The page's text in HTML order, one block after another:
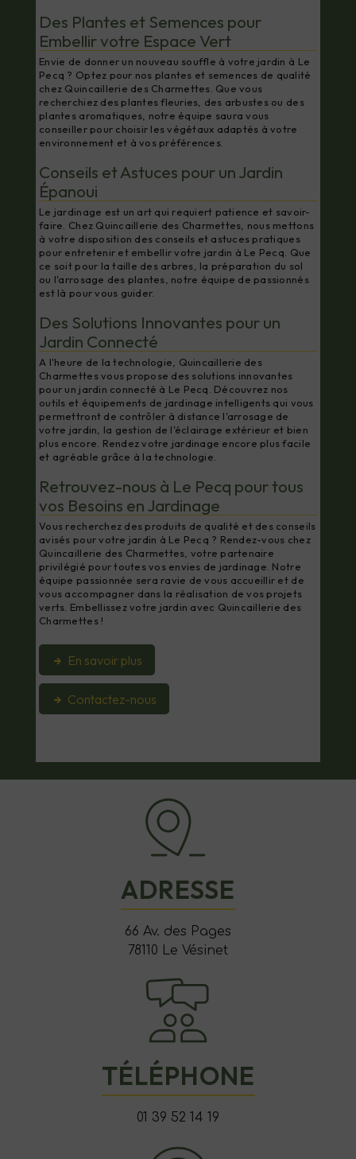
Des Plantes et Semences pour
Embellir votre Espace Vert
Envie de donner un nouveau souffle à votre jardin à Le
Pecq ? Optez pour nos plantes et semences de qualité
chez Quincaillerie des Charmettes. Que vous
recherchiez des plantes fleuries, des arbustes ou des
plantes aromatiques, notre équipe saura vous
conseiller pour choisir les végétaux adaptés à votre
environnement et à vos préférences.
Conseils et Astuces pour un Jardin
Épanoui
Le jardinage est un art qui requiert patience et savoir-
faire. Chez Quincaillerie des Charmettes, nous mettons
à votre disposition des conseils et astuces pratiques
pour entretenir et embellir votre jardin à Le Pecq. Que
ce soit pour la taille des arbres, la préparation du sol
ou l'arrosage des plantes, notre équipe de passionnés
est là pour vous guider.
Des Solutions Innovantes pour un
Jardin Connecté
A l'heure de la technologie, Quincaillerie des
Charmettes vous propose des solutions innovantes
pour un jardin connecté à Le Pecq. Découvrez nos
outils et équipements de jardinage intelligents qui vous
permettront de contrôler à distance l'arrosage de
votre jardin, la gestion de l'éclairage extérieur et bien
plus encore. Rendez votre jardinage encore plus facile
et agréable grâce à la technologie.
Retrouvez-nous à Le Pecq pour tous
vos Besoins en Jardinage
Vous recherchez des produits de qualité et des conseils
avisés pour votre jardin à Le Pecq ? Rendez-vous chez
Quincaillerie des Charmettes, votre partenaire
privilégié pour toutes vos envies de jardinage. Notre
équipe passionnée sera ravie de vous accueillir et de
vous accompagner dans la réalisation de vos projets
verts. Embellissez votre jardin avec Quincaillerie des
Charmettes !
En savoir plus
Contactez-nous
ADRESSE
66 Av. des Pages
78110 Le Vésinet
TÉLÉPHONE
01 39 52 14 19